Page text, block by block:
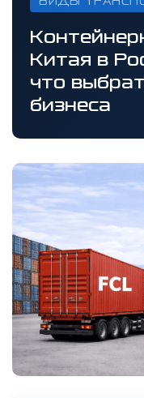
Китая в
что
бизнеса